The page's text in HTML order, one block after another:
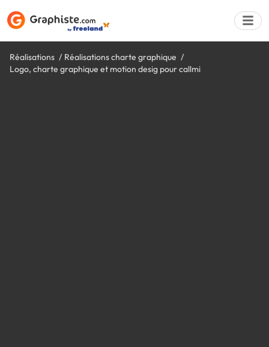
Réalisations
Réalisations charte graphique
Logo, charte graphique et motion desig pour callmi